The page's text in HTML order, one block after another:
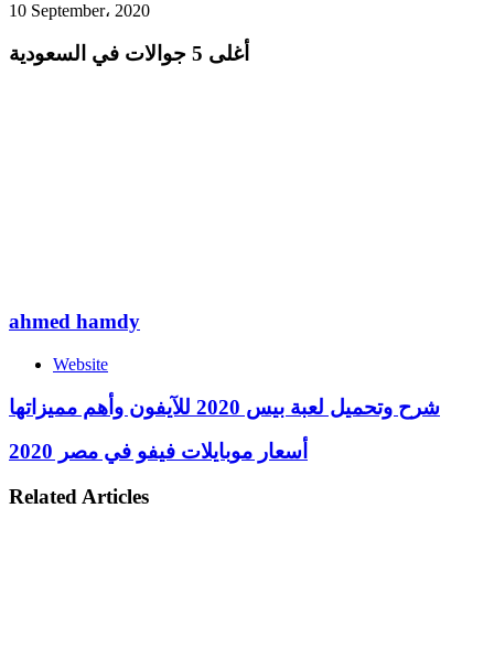
10 September، 2020
أغلى 5 جوالات في السعودية
ahmed hamdy
Website
شرح وتحميل لعبة بيس 2020 للآيفون وأهم مميزاتها
أسعار موبايلات فيفو في مصر 2020
Related Articles